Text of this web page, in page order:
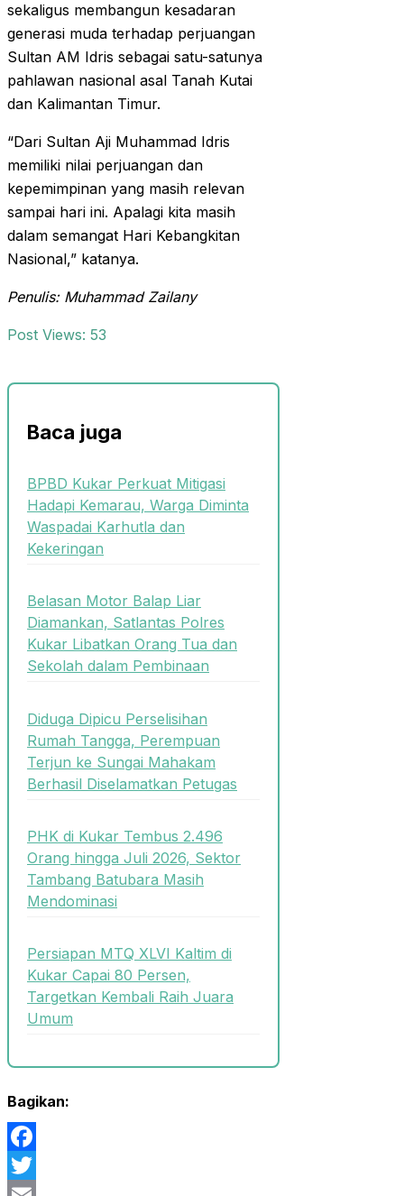
sekaligus membangun kesadaran
generasi muda terhadap perjuangan
Sultan AM Idris sebagai satu-satunya
pahlawan nasional asal Tanah Kutai
dan Kalimantan Timur.
“Dari Sultan Aji Muhammad Idris
memiliki nilai perjuangan dan
kepemimpinan yang masih relevan
sampai hari ini. Apalagi kita masih
dalam semangat Hari Kebangkitan
Nasional,” katanya.
Penulis: Muhammad Zailany
Post Views: 53
Baca juga
BPBD Kukar Perkuat Mitigasi
Hadapi Kemarau, Warga Diminta
Waspadai Karhutla dan
Kekeringan
Belasan Motor Balap Liar
Diamankan, Satlantas Polres
Kukar Libatkan Orang Tua dan
Sekolah dalam Pembinaan
Diduga Dipicu Perselisihan
Rumah Tangga, Perempuan
Terjun ke Sungai Mahakam
Berhasil Diselamatkan Petugas
PHK di Kukar Tembus 2.496
Orang hingga Juli 2026, Sektor
Tambang Batubara Masih
Mendominasi
Persiapan MTQ XLVI Kaltim di
Kukar Capai 80 Persen,
Targetkan Kembali Raih Juara
Umum
Bagikan:
Facebook